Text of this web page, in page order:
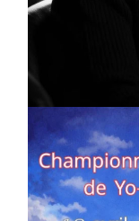
CULTURE
Artiste
On